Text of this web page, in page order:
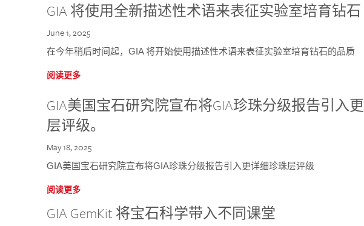
GIA 将使用全新描述性术语来表征实验室培育钻石
June 1, 2025
在今年稍后时间起，GIA 将开始使用描述性术语来表征实验室培育钻石的品质
阅读更多
GIA美国宝石研究院宣布将GIA珍珠分级报告引入
层评级。
May 18, 2025
GIA美国宝石研究院宣布将GIA珍珠分级报告引入更详细珍珠层评级
阅读更多
GIA GemKit 将宝石科学带入不同课堂